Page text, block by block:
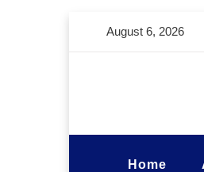
August 6, 2026
Home